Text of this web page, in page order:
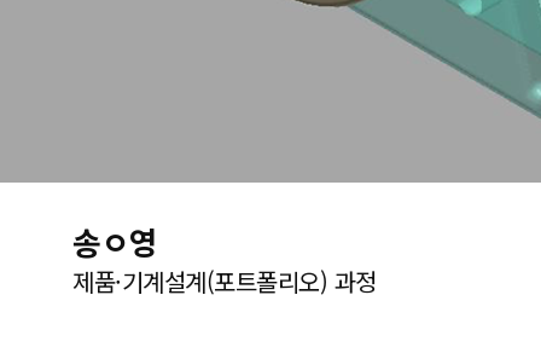
송ㅇ영
제품·기계설계(포트폴리오) 과정